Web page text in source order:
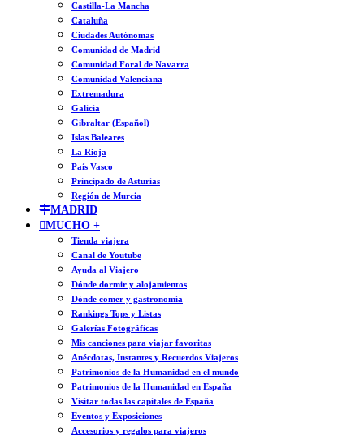
Castilla-La Mancha
Cataluña
Ciudades Autónomas
Comunidad de Madrid
Comunidad Foral de Navarra
Comunidad Valenciana
Extremadura
Galicia
Gibraltar (Español)
Islas Baleares
La Rioja
País Vasco
Principado de Asturias
Región de Murcia
MADRID
MUCHO +
Tienda viajera
Canal de Youtube
Ayuda al Viajero
Dónde dormir y alojamientos
Dónde comer y gastronomía
Rankings Tops y Listas
Galerías Fotográficas
Mis canciones para viajar favoritas
Anécdotas, Instantes y Recuerdos Viajeros
Patrimonios de la Humanidad en el mundo
Patrimonios de la Humanidad en España
Visitar todas las capitales de España
Eventos y Exposiciones
Accesorios y regalos para viajeros